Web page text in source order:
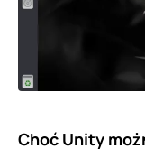
Choć Unity